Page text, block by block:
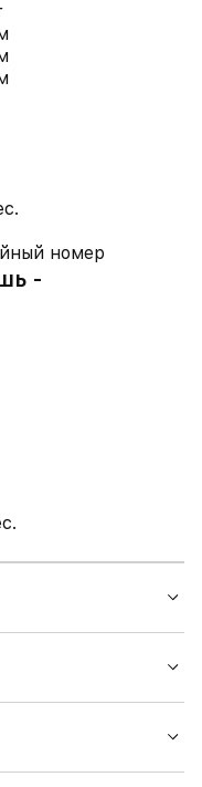
номер
-